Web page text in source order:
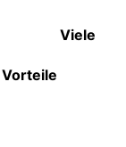
Viele
Vorteile